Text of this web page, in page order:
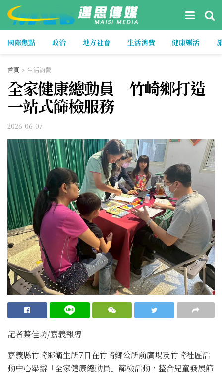
國際焦點 政治 地方社會 生活消費 健康樂活
首頁 生活消費
全家健康總動員 竹崎鄉打造
一站式篩檢服務
2026-06-07
記者蔡佳坊/嘉義報導
嘉義縣竹崎鄉衛生所7日在竹崎鄉公所前廣場及竹崎社區活
動中心舉辦「全家健康總動員」篩檢活動，整合兒童發展篩